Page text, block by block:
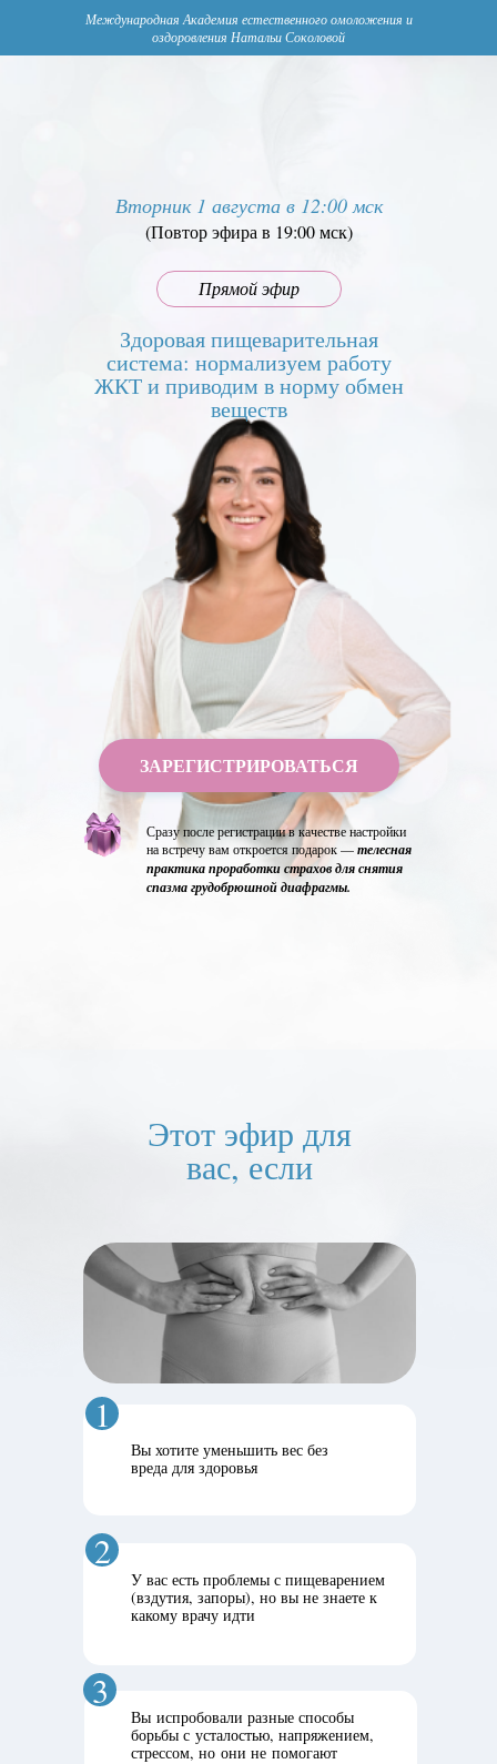
Международная Академия естественного омоложения и
оздоровления Натальи Соколовой
Здоровая пищеварительная
система: нормализуем работу
ЖКТ и приводим в норму обмен
веществ
Вторник 1 августа в 12:00 мск
Прямой эфир
Сразу после регистрации в качестве настройки
на встречу вам откроется подарок —телесная
практика проработки страхов для снятия
спазма грудобрюшной диафрагмы.
(Повтор эфира в 19:00 мск)
ЗАРЕГИСТРИРОВАТЬСЯ
Этот эфир для
вас, если
Вы хотите уменьшить вес без
вреда для здоровья
1
Вы испробовали разные способы
борьбы с усталостью, напряжением,
стрессом, но они не помогают
3
У вас есть проблемы с пищеварением
(вздутия, запоры), но вы не знаете к
какому врачу идти
2